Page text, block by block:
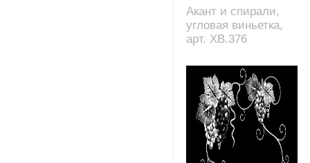
Акант и спирали,
угловая виньетка,
арт. XB.376